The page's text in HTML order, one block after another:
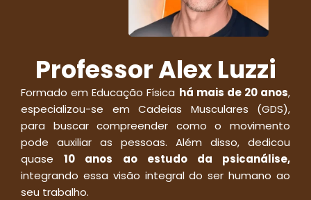
Professor Alex Luzzi
Formado em Educação Física há mais de 20 anos,
especializou-se em Cadeias Musculares (GDS),
para buscar compreender como o movimento
pode auxiliar as pessoas. Além disso, dedicou
quase10 anos ao estudo da psicanálise,
integrando essa visão integral do ser humano ao
seu trabalho.